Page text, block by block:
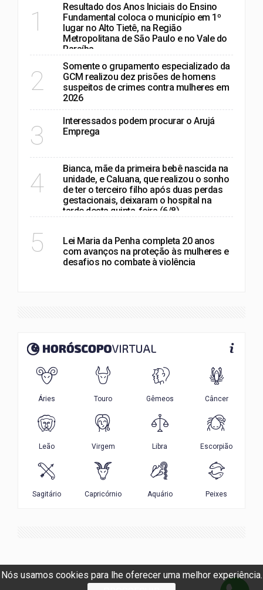
Nós usamos cookies para lhe oferecer uma melhor experiência.
1
Resultado dos Anos Iniciais do Ensino
Fundamental coloca o município em 1º
lugar no Alto Tietê, na Região
Metropolitana de São Paulo e no Vale do
Paraíba
2
Somente o grupamento especializado da
GCM realizou dez prisões de homens
suspeitos de crimes contra mulheres em
2026
3
Interessados podem procurar o Arujá
Emprega
4
Bianca, mãe da primeira bebê nascida na
unidade, e Caluana, que realizou o sonho
de ter o terceiro filho após duas perdas
gestacionais, deixaram o hospital na
tarde desta quinta-feira (6/8)
5
Lei Maria da Penha completa 20 anos
com avanços na proteção às mulheres e
desafios no combate à violência